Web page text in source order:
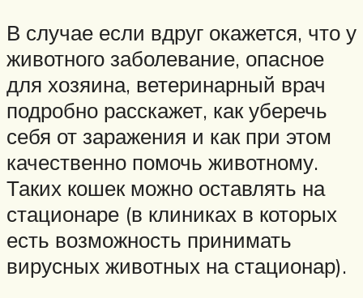
В случае если вдруг окажется, что у
животного заболевание, опасное
для хозяина, ветеринарный врач
подробно расскажет, как уберечь
себя от заражения и как при этом
качественно помочь животному.
Таких кошек можно оставлять на
стационаре (в клиниках в которых
есть возможность принимать
вирусных животных на стационар).